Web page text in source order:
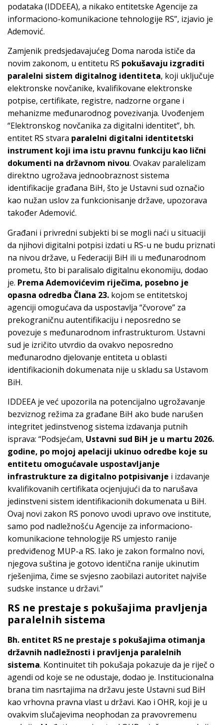
podataka (IDDEEA), a nikako entitetske Agencije za
informaciono-komunikacione tehnologije RS”, izjavio je
Ademović.
Zamjenik predsjedavajućeg Doma naroda ističe da
novim zakonom, u entitetu RS pokušavaju izgraditi
paralelni sistem digitalnog identiteta, koji uključuje
elektronske novčanike, kvalifikovane elektronske
potpise, certifikate, registre, nadzorne organe i
mehanizme međunarodnog povezivanja. Uvođenjem
“Elektronskog novčanika za digitalni identitet”, bh.
entitet RS stvara paralelni digitalni identitetski
instrument koji ima istu pravnu funkciju kao lični
dokumenti na državnom nivou. Ovakav paralelizam
direktno ugrožava jednoobraznost sistema
identifikacije građana BiH, što je Ustavni sud označio
kao nužan uslov za funkcionisanje države, upozorava
također Ademović.
Građani i privredni subjekti bi se mogli naći u situaciji
da njihovi digitalni potpisi izdati u RS-u ne budu priznati
na nivou države, u Federaciji BiH ili u međunarodnom
prometu, što bi paralisalo digitalnu ekonomiju, dodao
je. Prema Ademovićevim riječima, posebno je
opasna odredba Člana 23. kojom se entitetskoj
agenciji omogućava da uspostavlja “čvorove” za
prekograničnu autentifikaciju i neposredno se
povezuje s međunarodnom infrastrukturom. Ustavni
sud je izričito utvrdio da ovakvo neposredno
međunarodno djelovanje entiteta u oblasti
identifikacionih dokumenata nije u skladu sa Ustavom
BiH.
IDDEEA je već upozorila na potencijalno ugrožavanje
bezviznog režima za građane BiH ako bude narušen
integritet jedinstvenog sistema izdavanja putnih
isprava: “Podsjećam, Ustavni sud BiH je u martu 2026.
godine, po mojoj apelaciji ukinuo odredbe koje su
entitetu omogućavale uspostavljanje
infrastrukture za digitalno potpisivanje i izdavanje
kvalifikovanih certifikata ocjenjujući da to narušava
jedinstveni sistem identifikacionih dokumenata u BiH.
Ovaj novi zakon RS ponovo uvodi upravo ove institute,
samo pod nadležnošću Agencije za informaciono-
komunikacione tehnologije RS umjesto ranije
predviđenog MUP-a RS. Iako je zakon formalno novi,
njegova suština je gotovo identična ranije ukinutim
rješenjima, čime se svjesno zaobilazi autoritet najviše
sudske instance u državi.”
RS ne prestaje s pokušajima pravljenja
paralelnih sistema
Bh. entitet RS ne prestaje s pokušajima otimanja
državnih nadležnosti i pravljenja paralelnih
sistema. Kontinuitet tih pokušaja pokazuje da je riječ o
agendi od koje se ne odustaje, dodao je. Institucionalna
brana tim nasrtajima na državu jeste Ustavni sud BiH
kao vrhovna pravna vlast u državi. Kao i OHR, koji je u
ovakvim slučajevima neophodan za pravovremenu